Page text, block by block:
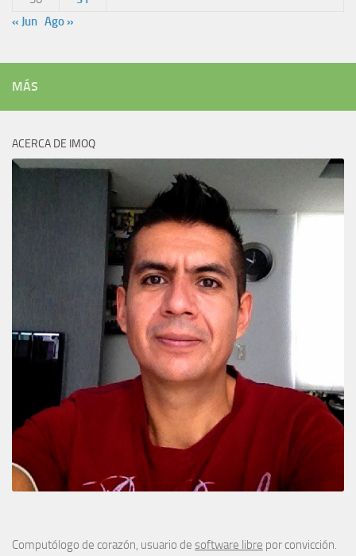
« Jun Ago »
MÁS
ACERCA DE IMOQ
Computólogo de corazón, usuario de software libre por convicción.